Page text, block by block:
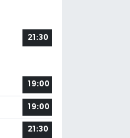
21:30
19:00
19:00
21:30